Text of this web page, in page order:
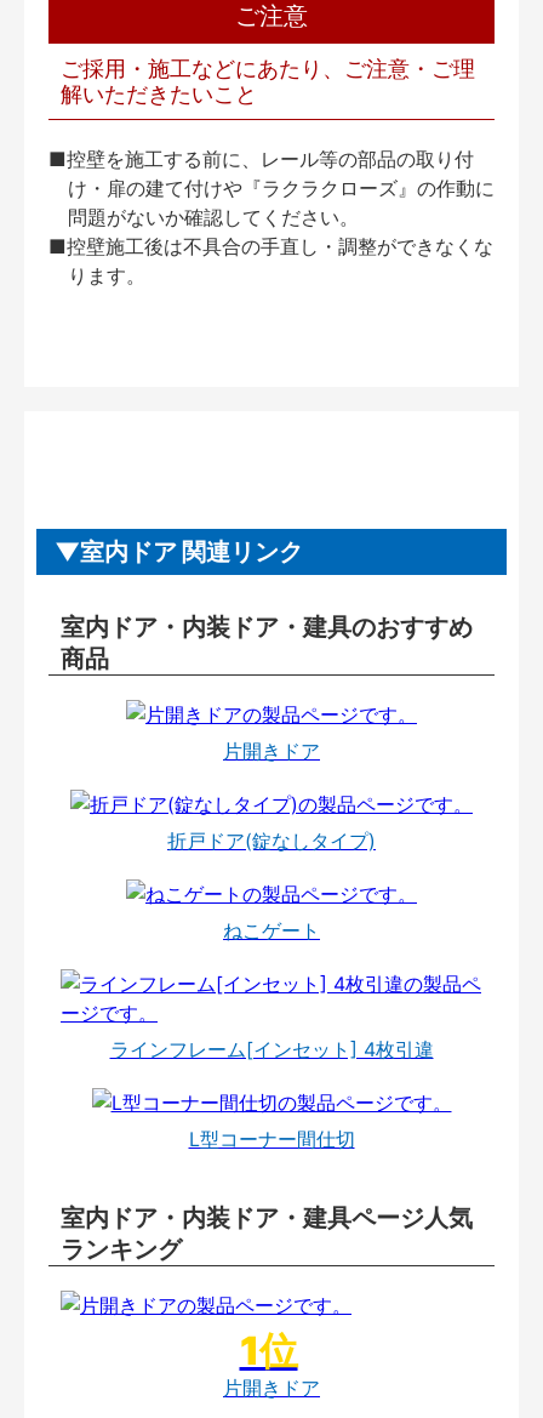
ご注意
ご採用・施工などにあたり、ご注意・ご理
解いただきたいこと
■控壁を施工する前に、レール等の部品の取り付
け・扉の建て付けや『ラクラクローズ』の作動に
問題がないか確認してください。
■控壁施工後は不具合の手直し・調整ができなくな
ります。
室内ドア 関連リンク
室内ドア・内装ドア・建具のおすすめ
商品
片開きドア
折戸ドア(錠なしタイプ)
ねこゲート
ラインフレーム[インセット] 4枚引違
L型コーナー間仕切
室内ドア・内装ドア・建具ページ人気
ランキング
片開きドア